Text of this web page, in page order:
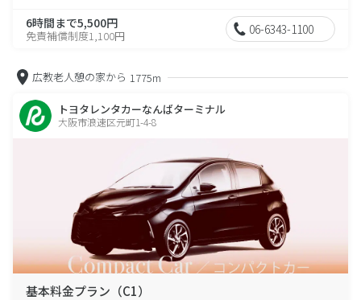
6時間まで5,500円
免責補償制度1,100円 06-6343-1100
広教老人憩の家から 1775m
トヨタレンタカーなんばターミナル
大阪市浪速区元町1-4-8
基本料金プラン（C1）